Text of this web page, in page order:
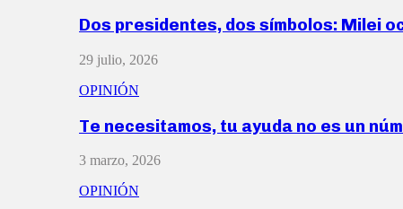
Dos presidentes, dos símbolos: Milei
29 julio, 2026
OPINIÓN
Te necesitamos, tu ayuda no es un
3 marzo, 2026
OPINIÓN